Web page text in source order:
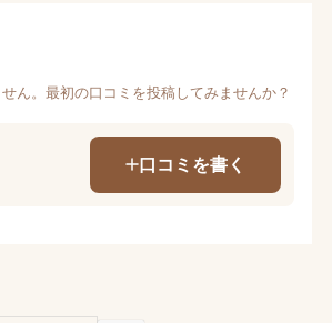
ん。最初の口コミを投稿してみませんか？
口コミを書く